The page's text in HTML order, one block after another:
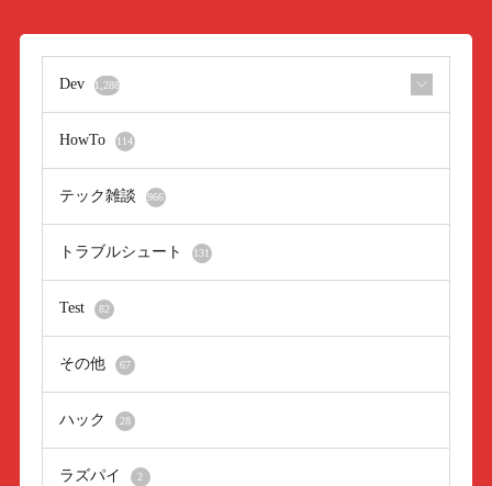
Dev 1,288
HowTo 114
テック雑談 966
トラブルシュート 131
Test 82
その他 67
ハック 28
ラズパイ 2